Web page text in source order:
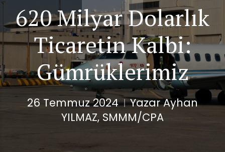
620 Milyar Dolarlık
Ticaretin Kalbi:
Gümrüklerimiz
26 Temmuz 2024
Yazar Ayhan
YILMAZ, SMMM/CPA